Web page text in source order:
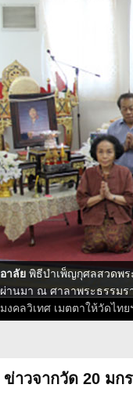
อาลัย พิธีบำเพ็ญกุศลสวดพ
ผ่านมา ณ ศาลาพระธรรมร
มงคลวิเทศ เมตตาให้วัดไ
ข่าวจากวัด 20 มก